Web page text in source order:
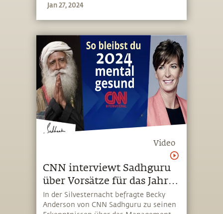
anderer Bereiche unterscheidet
Jan 27, 2024
Video
CNN interviewt Sadhguru
über Vorsätze für das Jahr
2024
In der Silvesternacht befragte Becky
Anderson von CNN Sadhguru zu seinen